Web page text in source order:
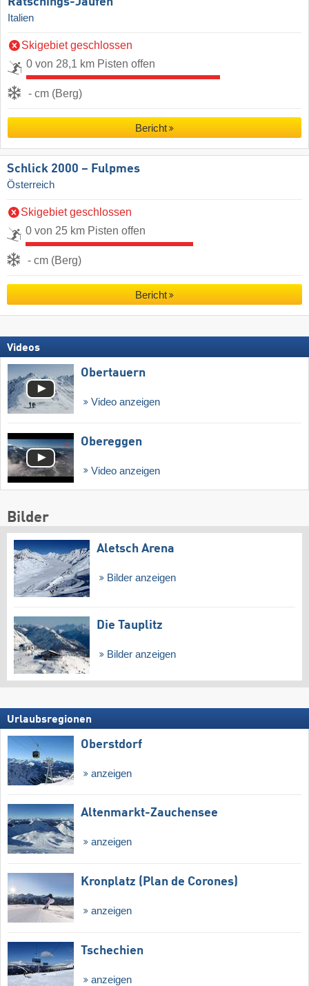
Italien
Skigebiet geschlossen
0 von 28,1 km Pisten offen
- cm (Berg)
Bericht
Schlick 2000 – Fulpmes
Österreich
Skigebiet geschlossen
0 von 25 km Pisten offen
- cm (Berg)
Bericht
Videos
Obertauern
Video anzeigen
Obereggen
Video anzeigen
Bilder
Aletsch Arena
Bilder anzeigen
Die Tauplitz
Bilder anzeigen
Urlaubsregionen
Oberstdorf
anzeigen
Altenmarkt-Zauchensee
anzeigen
Kronplatz (Plan de Corones)
anzeigen
Tschechien
anzeigen